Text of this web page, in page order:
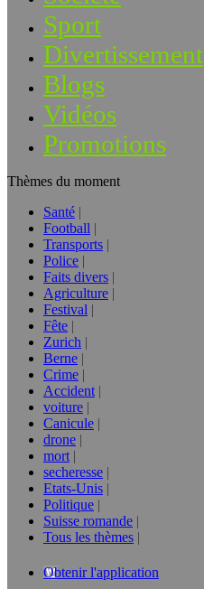
Sport
Divertissement
Blogs
Vidéos
Promotions
Thèmes du moment
Santé
Football
Transports
Police
Faits divers
Agriculture
Festival
Fête
Zurich
Berne
Crime
Accident
voiture
Canicule
drone
mort
secheresse
Etats-Unis
Politique
Suisse romande
Tous les thèmes
Obtenir l'application